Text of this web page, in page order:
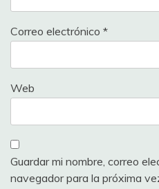
Correo electrónico *
Web
Guardar mi nombre, correo
navegador para la próxima